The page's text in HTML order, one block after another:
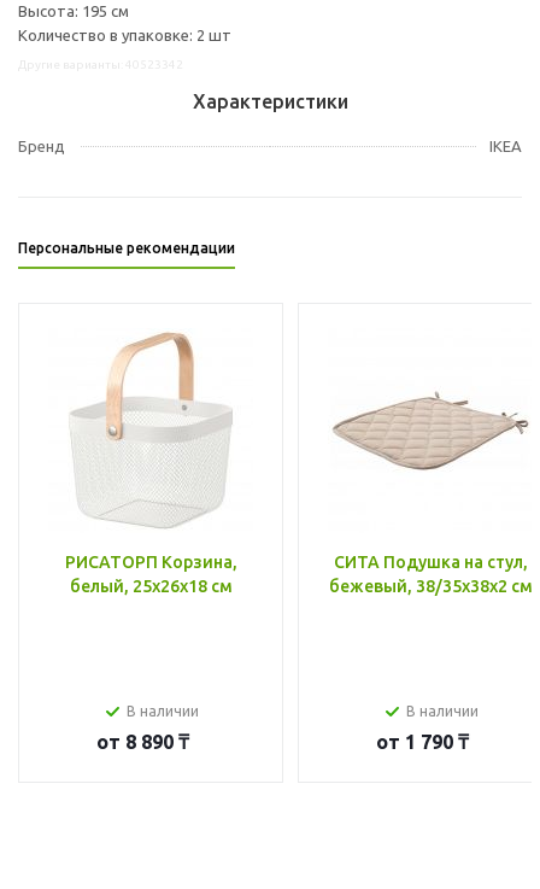
Высота: 195 см
Количество в упаковке: 2 шт
Характеристики
Бренд IKEA
Персональные рекомендации
РИСАТОРП Корзина,
белый, 25x26x18 см
В наличии
от 8 890 ₸
СИТА Подушка на стул,
бежевый, 38/35x38x2 см
В наличии
от 1 790 ₸